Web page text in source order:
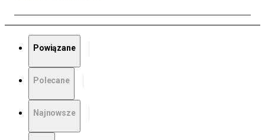
Powiązane
Polecane
Najnowsze